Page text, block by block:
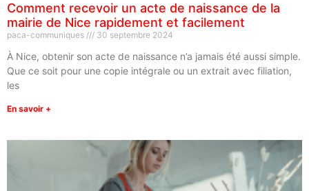
Comment recevoir un acte de naissance de la
mairie de Nice rapidement et facilement
paca-communiques 30 septembre 2024
À Nice, obtenir son acte de naissance n’a jamais été aussi simple.
Que ce soit pour une copie intégrale ou un extrait avec filiation,
les
En savoir +